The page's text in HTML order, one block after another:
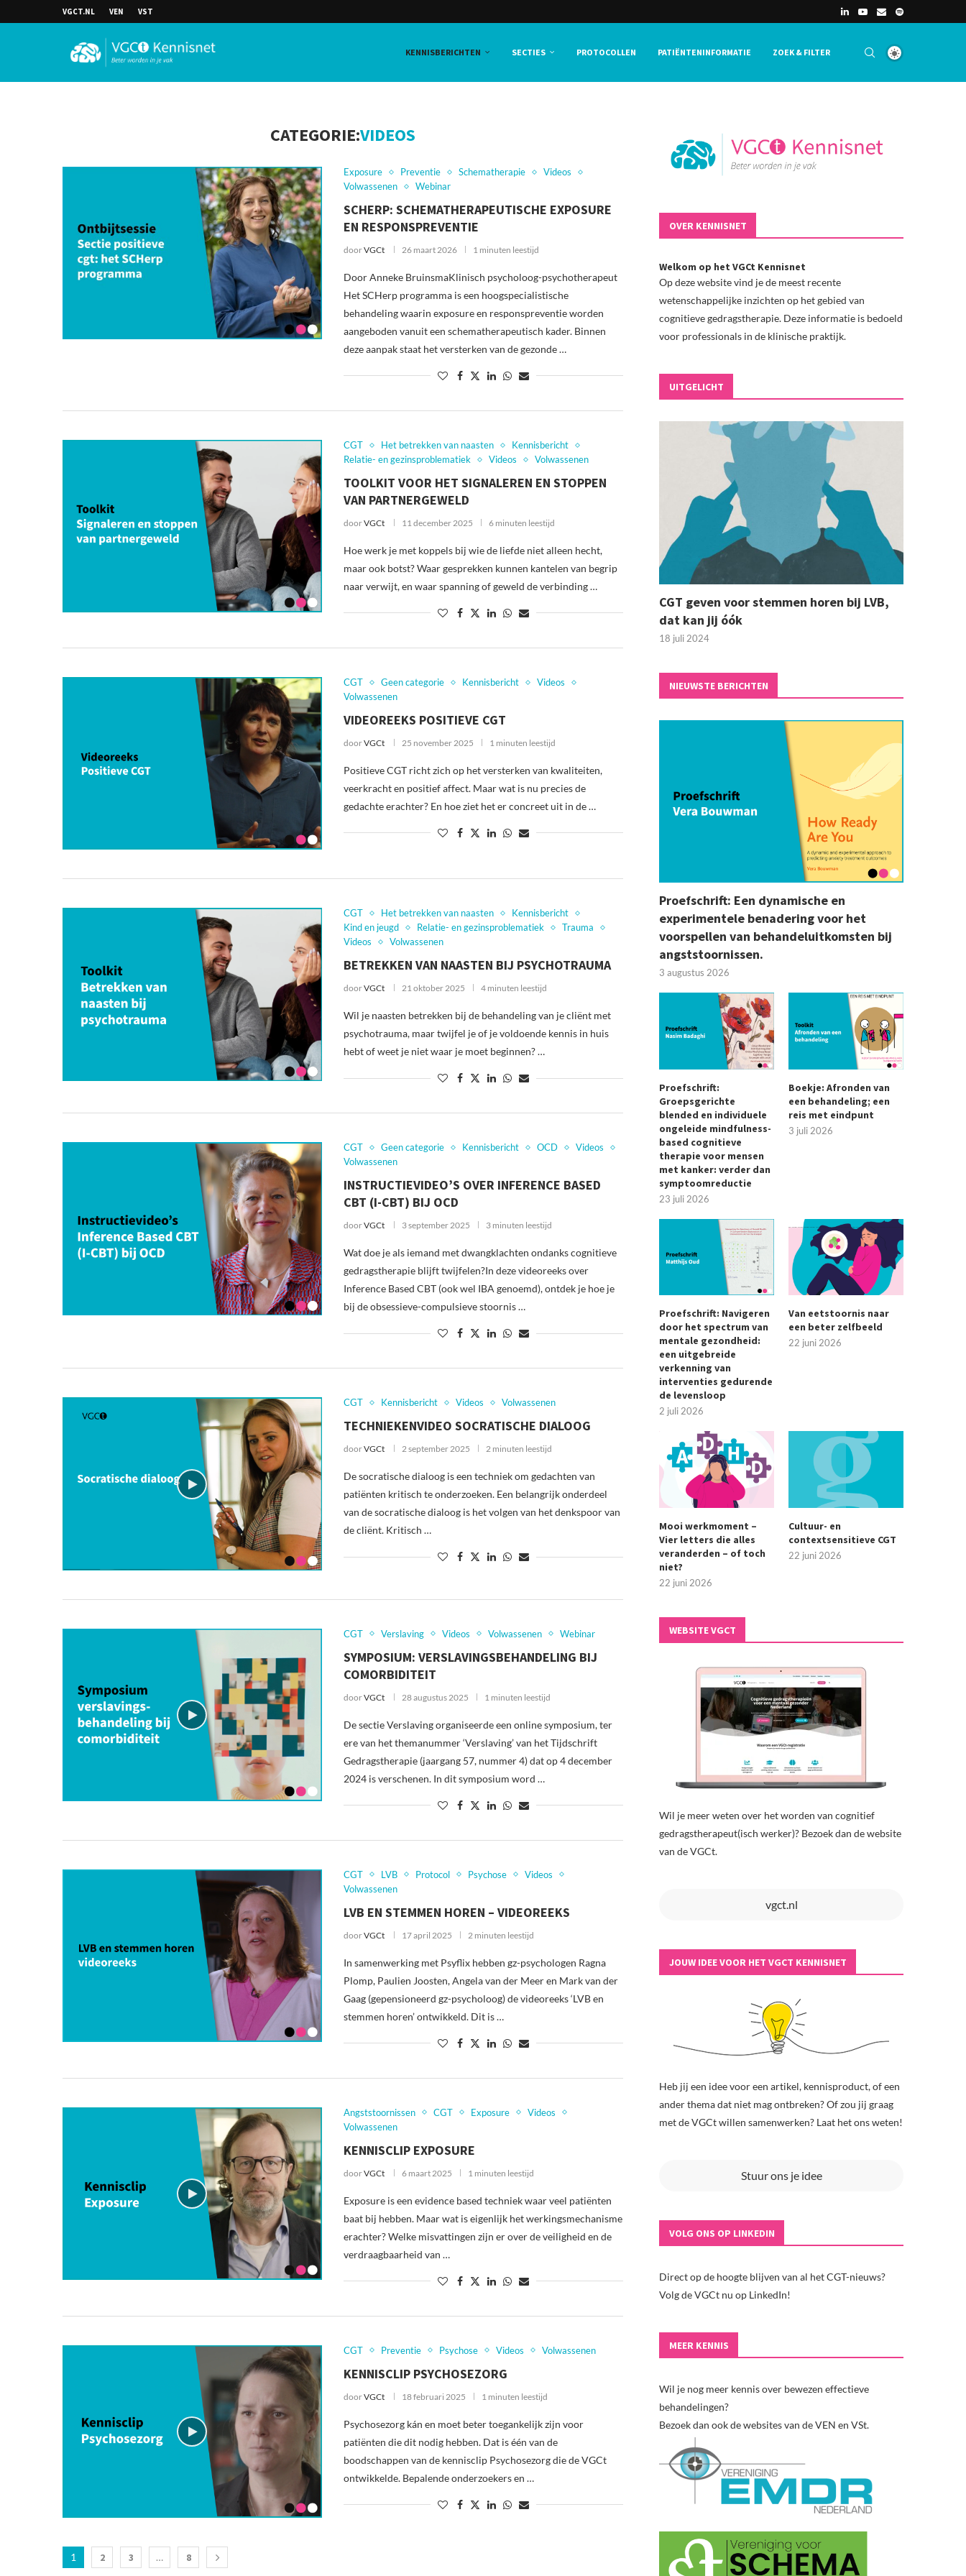
VGCT.NL VEN VST
KENNISBERICHTEN SECTIES PROTOCOLLEN PATIËNTENINFORMATIE ZOEK & FILTER
CATEGORIE:VIDEOS
Exposure Preventie Schematherapie
Videos
Volwassenen
Webinar
SCHERP: SCHEMATHERAPEUTISCHE EXPOSURE
EN RESPONSPREVENTIE
doorVGCt 26 maart 2026 1 minuten leestijd
Door Anneke BruinsmaKlinisch psycholoog-psychotherapeut
Het SCHerp programma is een hoogspecialistische
behandeling waarin exposure en responspreventie worden
aangeboden vanuit een schematherapeutisch kader. Binnen
deze aanpak staat het versterken van de gezonde …
CGT Het betrekken van naasten
Kennisbericht
Relatie- en gezinsproblematiek
Videos Volwassenen
TOOLKIT VOOR HET SIGNALEREN EN STOPPEN
VAN PARTNERGEWELD
doorVGCt 11 december 2025 6 minuten leestijd
Hoe werk je met koppels bij wie de liefde niet alleen hecht,
maar ook botst? Waar gesprekken kunnen kantelen van begrip
naar verwijt, en waar spanning of geweld de verbinding …
CGT Geen categorie Kennisbericht
Videos
Volwassenen
VIDEOREEKS POSITIEVE CGT
doorVGCt 25 november 2025 1 minuten leestijd
Positieve CGT richt zich op het versterken van kwaliteiten,
veerkracht en positief affect. Maar wat is nu precies de
gedachte erachter? En hoe ziet het er concreet uit in de …
CGT Het betrekken van naasten
Kennisbericht
Kind en jeugd
Relatie- en gezinsproblematiek
Trauma
Videos
Volwassenen
BETREKKEN VAN NAASTEN BIJ PSYCHOTRAUMA
doorVGCt 21 oktober 2025 4 minuten leestijd
Wil je naasten betrekken bij de behandeling van je cliënt met
psychotrauma, maar twijfel je of je voldoende kennis in huis
hebt of weet je niet waar je moet beginnen? …
CGT Geen categorie Kennisbericht OCD
Videos
Volwassenen
INSTRUCTIEVIDEO’S OVER INFERENCE BASED
CBT (I-CBT) BIJ OCD
doorVGCt 3 september 2025 3 minuten leestijd
Wat doe je als iemand met dwangklachten ondanks cognitieve
gedragstherapie blijft twijfelen?In deze videoreeks over
Inference Based CBT (ook wel IBA genoemd), ontdek je hoe je
bij de obsessieve-compulsieve stoornis …
CGT Kennisbericht Videos Volwassenen
TECHNIEKENVIDEO SOCRATISCHE DIALOOG
doorVGCt 2 september 2025 2 minuten leestijd
De socratische dialoog is een techniek om gedachten van
patiënten kritisch te onderzoeken. Een belangrijk onderdeel
van de socratische dialoog is het volgen van het denkspoor van
de cliënt. Kritisch …
CGT Verslaving Videos Volwassenen Webinar
SYMPOSIUM: VERSLAVINGSBEHANDELING BIJ
COMORBIDITEIT
doorVGCt 28 augustus 2025 1 minuten leestijd
De sectie Verslaving organiseerde een online symposium, ter
ere van het themanummer ‘Verslaving’ van het Tijdschrift
Gedragstherapie (jaargang 57, nummer 4) dat op 4 december
2024 is verschenen. In dit symposium word …
CGT LVB Protocol Psychose
Videos
Volwassenen
LVB EN STEMMEN HOREN – VIDEOREEKS
doorVGCt 17 april 2025 2 minuten leestijd
In samenwerking met Psyflix hebben gz-psychologen Ragna
Plomp, Paulien Joosten, Angela van der Meer en Mark van der
Gaag (gepensioneerd gz-psycholoog) de videoreeks ‘LVB en
stemmen horen’ ontwikkeld. Dit is …
Angststoornissen CGT Exposure
Videos
Volwassenen
KENNISCLIP EXPOSURE
doorVGCt 6 maart 2025 1 minuten leestijd
Exposure is een evidence based techniek waar veel patiënten
baat bij hebben. Maar wat is eigenlijk het werkingsmechanisme
erachter? Welke misvattingen zijn er over de veiligheid en de
verdraagbaarheid van …
CGT Preventie Psychose Videos Volwassenen
KENNISCLIP PSYCHOSEZORG
doorVGCt 18 februari 2025 1 minuten leestijd
Psychosezorg kán en moet beter toegankelijk zijn voor
patiënten die dit nodig hebben. Dat is één van de
boodschappen van de kennisclip Psychosezorg die de VGCt
ontwikkelde. Bepalende onderzoekers en …
1 2 3 … 8
OVER KENNISNET
Welkom op het VGCt Kennisnet
Op deze website vind je de meest recente
wetenschappelijke inzichten op het gebied van
cognitieve gedragstherapie. Deze informatie is bedoeld
voor professionals in de klinische praktijk.
UITGELICHT
CGT geven voor stemmen horen bij LVB,
dat kan jij óók
18 juli 2024
NIEUWSTE BERICHTEN
Proefschrift: Een dynamische en
experimentele benadering voor het
voorspellen van behandeluitkomsten bij
angststoornissen.
3 augustus 2026
Proefschrift:
Groepsgerichte
blended en individuele
ongeleide mindfulness-
based cognitieve
therapie voor mensen
met kanker: verder dan
symptoomreductie
23 juli 2026
Boekje: Afronden van
een behandeling; een
reis met eindpunt
3 juli 2026
Proefschrift: Navigeren
door het spectrum van
mentale gezondheid:
een uitgebreide
verkenning van
interventies gedurende
de levensloop
2 juli 2026
Van eetstoornis naar
een beter zelfbeeld
22 juni 2026
Mooi werkmoment –
Vier letters die alles
veranderden – of toch
niet?
22 juni 2026
Cultuur- en
contextsensitieve CGT
22 juni 2026
WEBSITE VGCT
Wil je meer weten over het worden van cognitief
gedragstherapeut(isch werker)? Bezoek dan de website
van de VGCt.
vgct.nl
JOUW IDEE VOOR HET VGCT KENNISNET
Heb jij een idee voor een artikel, kennisproduct, of een
ander thema dat niet mag ontbreken? Of zou jij graag
met de VGCt willen samenwerken? Laat het ons weten!
Stuur ons je idee
VOLG ONS OP LINKEDIN
Direct op de hoogte blijven van al het CGT-nieuws?
Volg de VGCt nu op LinkedIn!
MEER KENNIS
Wil je nog meer kennis over bewezen effectieve
behandelingen?
Bezoek dan ook de websites van de VEN en VSt.